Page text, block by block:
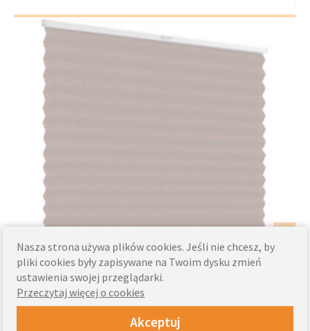
Kup teraz
Nasza strona używa plików cookies. Jeśli nie chcesz, by
pliki cookies były zapisywane na Twoim dysku zmień
ustawienia swojej przeglądarki.
Przeczytaj więcej o cookies
Akceptuj